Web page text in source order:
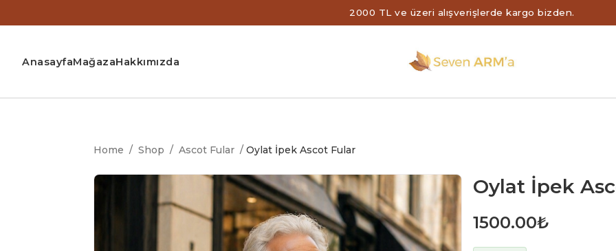
2000 TL ve üzeri alışverişlerde kargo bizden.
AnasayfaMağazaHakkımızda
Home / Shop / Ascot Fular / Oylat İpek Ascot Fular
Oylat İpek
1500.00₺